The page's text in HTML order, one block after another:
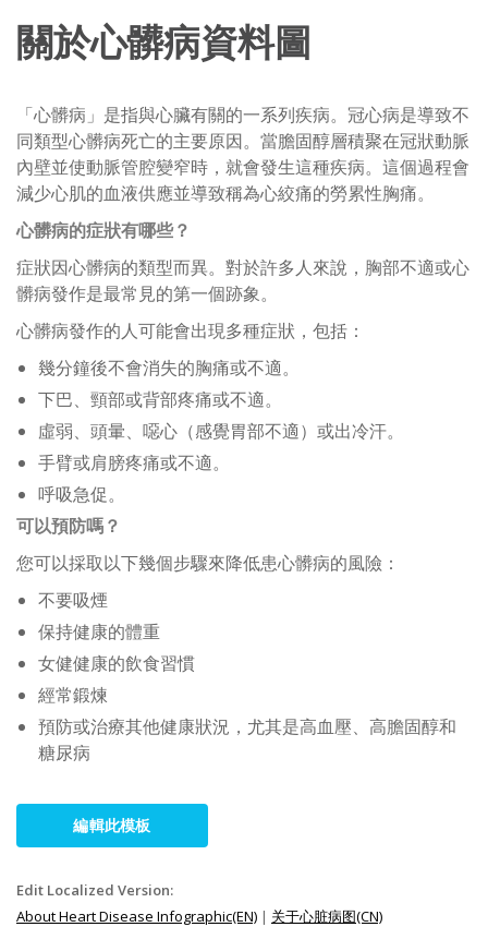
關於心髒病資料圖
「心髒病」是指與心臟有關的一系列疾病。冠心病是導致不
同類型心髒病死亡的主要原因。當膽固醇層積聚在冠狀動脈
內壁並使動脈管腔變窄時，就會發生這種疾病。這個過程會
減少心肌的血液供應並導致稱為心絞痛的勞累性胸痛。
心髒病的症狀有哪些？
症狀因心髒病的類型而異。對於許多人來說，胸部不適或心
髒病發作是最常見的第一個跡象。
心髒病發作的人可能會出現多種症狀，包括：
幾分鐘後不會消失的胸痛或不適。
下巴、頸部或背部疼痛或不適。
虛弱、頭暈、噁心（感覺胃部不適）或出冷汗。
手臂或肩膀疼痛或不適。
呼吸急促。
可以預防嗎？
您可以採取以下幾個步驟來降低患心髒病的風險：
不要吸煙
保持健康的體重
女健健康的飲食習慣
經常鍛煉
預防或治療其他健康狀況，尤其是高血壓、高膽固醇和
糖尿病
編輯此模板
Edit Localized Version:
About Heart Disease Infographic(EN) | 关于心脏病图(CN)